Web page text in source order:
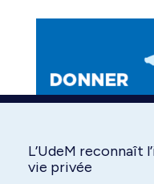
new
window
new
window
new
window
L’UdeM reconnaît
vie privée